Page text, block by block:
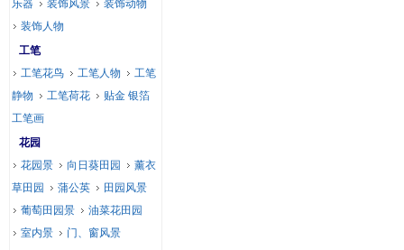
乐器 装饰风景
装饰动物
装饰人物
工笔
工笔花鸟
工笔人物
工笔
静物
工笔荷花
贴金 银箔
工笔画
花园
花园景
向日葵田园
薰衣
草田园
蒲公英
田园风景
葡萄田园景
油菜花田园
室内景
门、窗风景